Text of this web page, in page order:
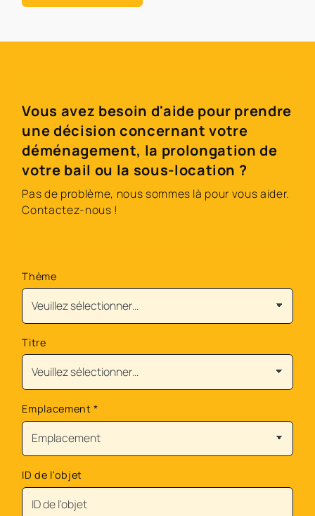
Vous avez besoin d'aide pour prendre
une décision concernant votre
déménagement, la prolongation de
votre bail ou la sous-location ?
Pas de problème, nous sommes là pour vous aider.
Contactez-nous !
Thème
Titre
Emplacement*
ID de l'objet